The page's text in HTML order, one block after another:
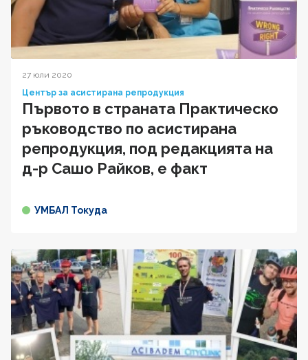
27 юли 2020
Център за асистирана репродукция
Първото в страната Практическо
ръководство по асистирана
репродукция, под редакцията на
д-р Сашо Райков, е факт
УМБАЛ Токуда